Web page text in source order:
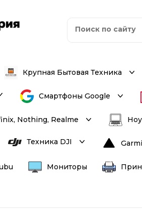
Крупная Бытовая Техника
Смартфоны Google
Nothing, Realme
Техника DJI
Мониторы